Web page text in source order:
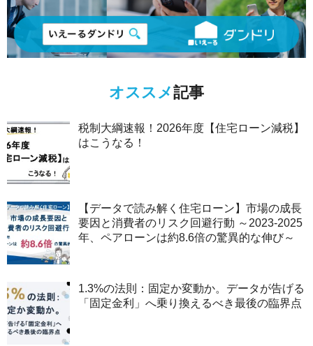
オススメ記事
税制大綱速報！2026年度【住宅ローン減税】
はこうなる！
【データで読み解く住宅ローン】市場の成長
要因と消費者のリスク回避行動 ～2023-2025
年、ペアローンは約8.6倍の驚異的な伸び～
1.3%の法則：固定か変動か。データが告げる
「固定金利」へ乗り換えるべき最後の臨界点